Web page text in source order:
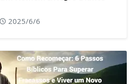
2025/6/6